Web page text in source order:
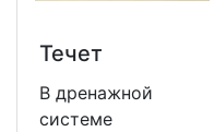
Течет
В дренажной
системе